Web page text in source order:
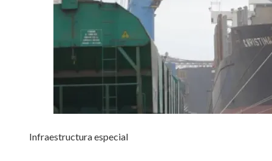
Infraestructura especial